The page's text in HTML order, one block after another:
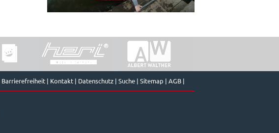
Barrierefreiheit | Kontakt | Datenschutz | Suche | Sitemap | AGB |